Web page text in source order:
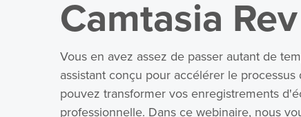
Camtasia Rev
Vous en avez assez de passer autant de
assistant conçu pour accélérer le
pouvez transformer vos enregistrements
professionnelle. Dans ce webinaire, nous